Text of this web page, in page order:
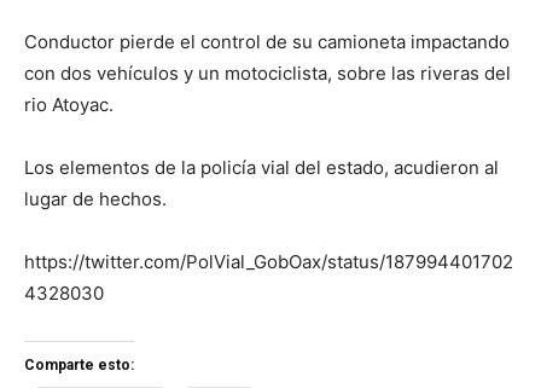
Conductor pierde el control de su camioneta impactando
con dos vehículos y un motociclista, sobre las riveras del
rio Atoyac.
Los elementos de la policía vial del estado, acudieron al
lugar de hechos.
https://twitter.com/PolVial_GobOax/status/187994401702
4328030
Comparte esto: